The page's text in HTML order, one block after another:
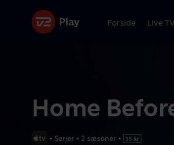
Forside Live TV
Home
• Serier • 2 sæsoner •